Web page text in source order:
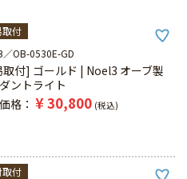
取付
OB-0530E-GD
取付] ゴールド | Noel3 オーブ製
ントライト
格
¥30,800 税込
取付